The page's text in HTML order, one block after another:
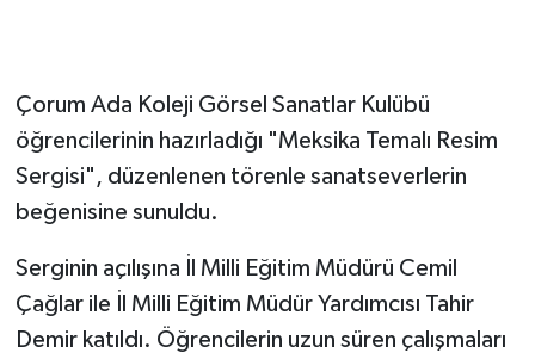
Çorum Ada Koleji Görsel Sanatlar Kulübü
öğrencilerinin hazırladığı "Meksika Temalı Resim
Sergisi", düzenlenen törenle sanatseverlerin
beğenisine sunuldu.
Serginin açılışına İl Milli Eğitim Müdürü Cemil
Çağlar ile İl Milli Eğitim Müdür Yardımcısı Tahir
Demir katıldı. Öğrencilerin uzun süren çalışmaları